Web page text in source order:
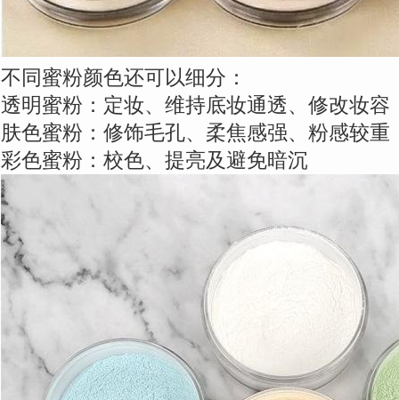
不同蜜粉颜色还可以细分：
透明蜜粉：定妆、维持底妆通透、修改妆容
肤色蜜粉：修饰毛孔、柔焦感强、粉感较重
彩色蜜粉：校色、提亮及避免暗沉